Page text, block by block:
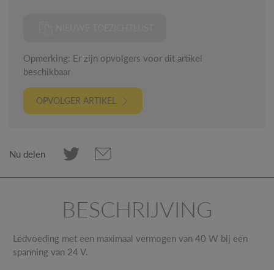
Opmerking: Er zijn opvolgers voor dit artikel
beschikbaar
OPVOLGER ARTIKEL
Nu delen
BESCHRIJVING
Ledvoeding met een maximaal vermogen van 40 W bij een
spanning van 24 V.